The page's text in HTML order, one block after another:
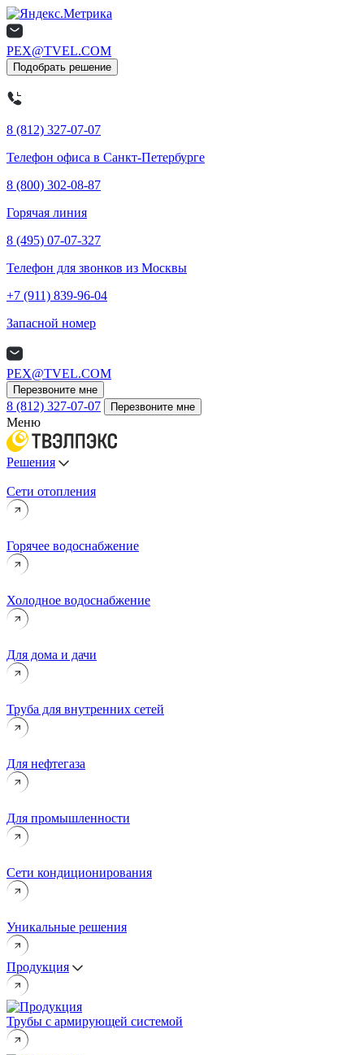
PEX@TVEL.COM
Подобрать решение
8 (812) 327-07-07
Телефон офиса в Санкт-Петербурге
8 (800) 302-08-87
Горячая линия
8 (495) 07-07-327
Телефон для звонков из Москвы
+7 (911) 839-96-04
Запасной номер
PEX@TVEL.COM
Перезвоните мне
8 (812) 327-07-07 Перезвоните мне
Меню
Решения
Сети отопления
Горячее водоснабжение
Холодное водоснабжение
Для дома и дачи
Труба для внутренних сетей
Для нефтегаза
Для промышленности
Сети кондиционирования
Уникальные решения
Продукция
Трубы с армирующей системой